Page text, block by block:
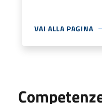
VAI ALLA PAGINA